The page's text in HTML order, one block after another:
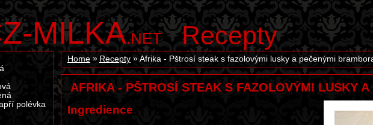
MILKA.NET Recepty
Home Recepty Afrika - Pštrosí steak s fazolovými lusky a pečenými
AFRIKA - PŠTROSÍ STEAK S FAZOLOVÝMI LUSKY
Ingredience
polévka